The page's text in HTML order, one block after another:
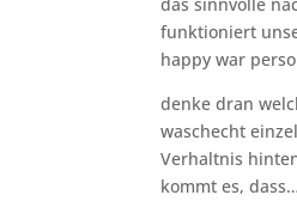
funktioniert
happy war
denke dran
waschecht
Verhaltnis
kommt es,